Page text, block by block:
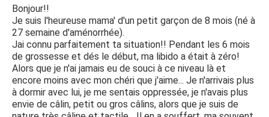
Bonjour!!
Je suis l'heureuse mama' d'un petit garçon de 8 mois (né à
27 semaine d'aménorrhée).
Jai connu parfaitement ta situation!! Pendant les 6 mois
de grossesse et dés le début, ma libido a était à zéro!
Alors que je n'ai jamais eu de souci à ce niveau là et
encore moins avec mon chéri que j'aime... Je n'arrivais plus
à dormir avec lui, je me sentais oppressée, je n'avais plus
envie de câlin, petit ou gros câlins, alors que je suis de